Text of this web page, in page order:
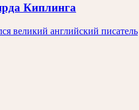
Киплинга
великий английский писатель